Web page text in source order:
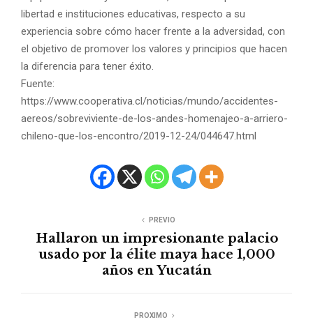
libertad e instituciones educativas, respecto a su
experiencia sobre cómo hacer frente a la adversidad, con
el objetivo de promover los valores y principios que hacen
la diferencia para tener éxito.
Fuente:
https://www.cooperativa.cl/noticias/mundo/accidentes-
aereos/sobreviviente-de-los-andes-homenajeo-a-arriero-
chileno-que-los-encontro/2019-12-24/044647.html
PREVIO
Hallaron un impresionante palacio
usado por la élite maya hace 1,000
años en Yucatán
PROXIMO